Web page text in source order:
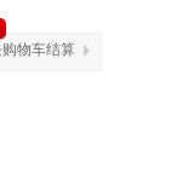
物车结算